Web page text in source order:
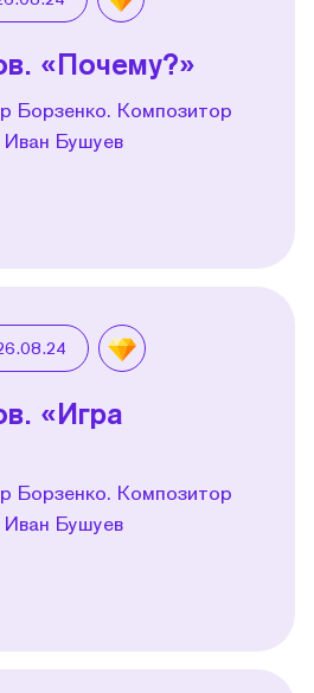
«Почему?»
Борзенко. Композитор
Иван Бушуев
«Игра
Борзенко. Композитор
Иван Бушуев